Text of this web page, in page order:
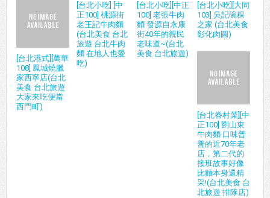
[台北港式][萬華
108] 鳳城燒臘
家西寧店(台北
美食 台北旅遊
大家來吃便當
西門町)
[台北小吃] [中
正100] 桃源街
老王記牛肉麵
(台北美食 台北
旅遊 台北牛肉
麵 在地人也愛
吃)
[台北小吃][中正
100] 老張牛肉
麵 發源自永康
街40年的親民
老味道~(台北
美食 台北旅遊)
[台北小吃][大同
103] 吳記碗粿
之家 (台北美食
彰化肉圓)
[台北眷村菜][中
正100] 劉山東
牛肉麵 口味普
普的近70年老
店，第二代的
接班故事好像
比麵本身還精
采!(台北美食 台
北旅遊 排隊店)